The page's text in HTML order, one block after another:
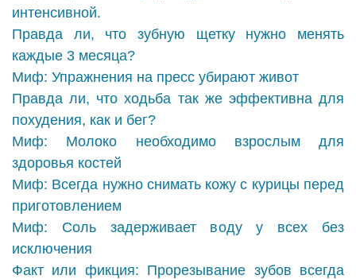
интенсивной.
Правда ли, что зубную щетку нужно менять
каждые 3 месяца?
Миф: Упражнения на пресс убирают живот
Правда ли, что ходьба так же эффективна для
похудения, как и бег?
Миф: Молоко необходимо взрослым для
здоровья костей
Миф: Всегда нужно снимать кожу с курицы перед
приготовлением
Миф: Соль задерживает воду у всех без
исключения
Факт или фикция: Прорезывание зубов всегда